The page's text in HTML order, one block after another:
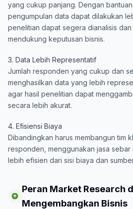
yang cukup panjang. Dengan
pengumpulan data dapat dilakukan
penelitian dapat segera dianalisis
mendukung keputusan bisnis.
3. Data Lebih Representatif
Jumlah responden yang cukup dan
menghasilkan data yang lebih
agar hasil penelitian dapat
secara lebih akurat.
4. Efisiensi Biaya
Dibandingkan harus membangun tim
responden, menggunakan jasa
lebih efisien dari sisi biaya dan
Peran Market Research
Mengembangkan Bisnis